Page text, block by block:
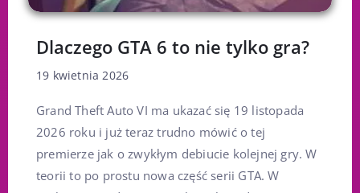
Dlaczego GTA 6 to nie tylko gra?
19 kwietnia 2026
Grand Theft Auto VI ma ukazać się 19 listopada
2026 roku i już teraz trudno mówić o tej
premierze jak o zwykłym debiucie kolejnej gry. W
teorii to po prostu nowa część serii GTA. W